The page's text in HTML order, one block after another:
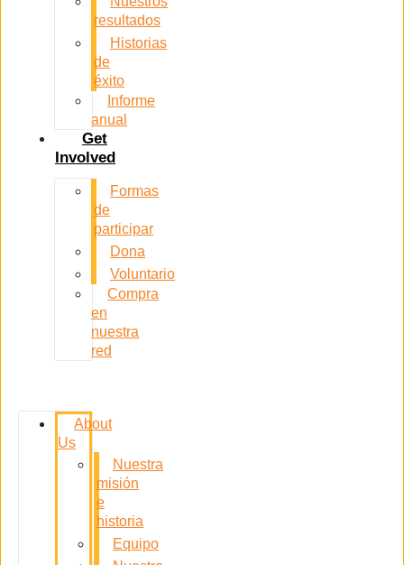
resultados
Historias
de
éxito
Informe
anual
Get
Involved
Formas
de
participar
Dona
Voluntario
Compra
en
nuestra
red
About
Us
Nuestra
misión
e
historia
Equipo